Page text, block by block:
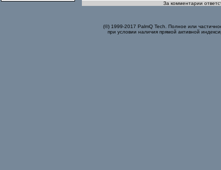
За комментарии
(©) 1999-2017 PalmQ Tech. Полное или
при условии наличия прямой активной